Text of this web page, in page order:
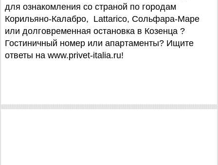
для ознакомления со страной по городам
Корильяно-Калабро, Lattarico, Сольфара-Маре
или долговременная остановка в Козенца ?
Гостиничный номер или апартаменты? Ищите
ответы на www.privet-italia.ru!